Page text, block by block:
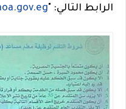
الرابط التالي: "